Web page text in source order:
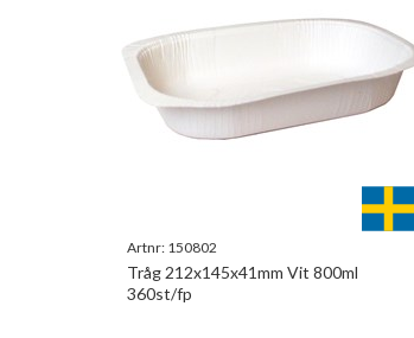
Artnr: 150802
Tråg 212x145x41mm Vit 800ml
360st/fp